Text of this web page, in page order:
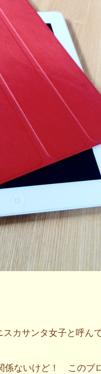
カサンタ女子と呼んで
係ないけど！ このブ